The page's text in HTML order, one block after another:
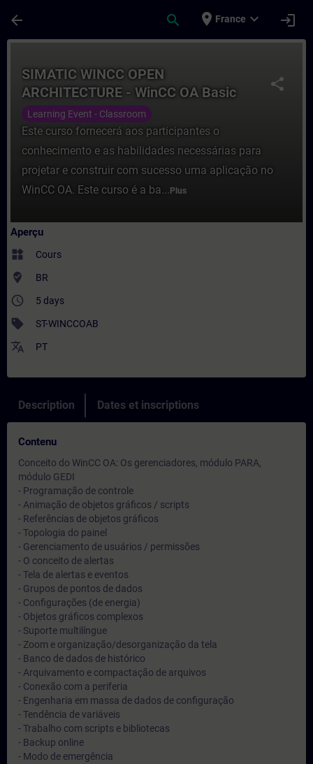
arrow_back search place France expand_more login
share
SIMATIC WINCC OPEN
ARCHITECTURE - WinCC OA Basic
Learning Event - Classroom
Este curso fornecerá aos participantes o
conhecimento e as habilidades necessárias para
projetar e construir com sucesso uma aplicação no
WinCC OA. Este curso é a ba... Plus
Aperçu
widgets Cours
where_to_vote BR
access_time 5 days
sell ST-WINCCOAB
translate PT
Description Dates et inscriptions
Contenu
Conceito do WinCC OA: Os gerenciadores, módulo PARA,
módulo GEDI
- Programação de controle
- Animação de objetos gráficos / scripts
- Referências de objetos gráficos
- Topologia do painel
- Gerenciamento de usuários / permissões
- O conceito de alertas
- Tela de alertas e eventos
- Grupos de pontos de dados
- Configurações (de energia)
- Objetos gráficos complexos
- Suporte multilíngue
- Zoom e organização/desorganização da tela
- Banco de dados de histórico
- Arquivamento e compactação de arquivos
- Conexão com a periferia
- Engenharia em massa de dados de configuração
- Tendência de variáveis
- Trabalho com scripts e bibliotecas
- Backup online
- Modo de emergência